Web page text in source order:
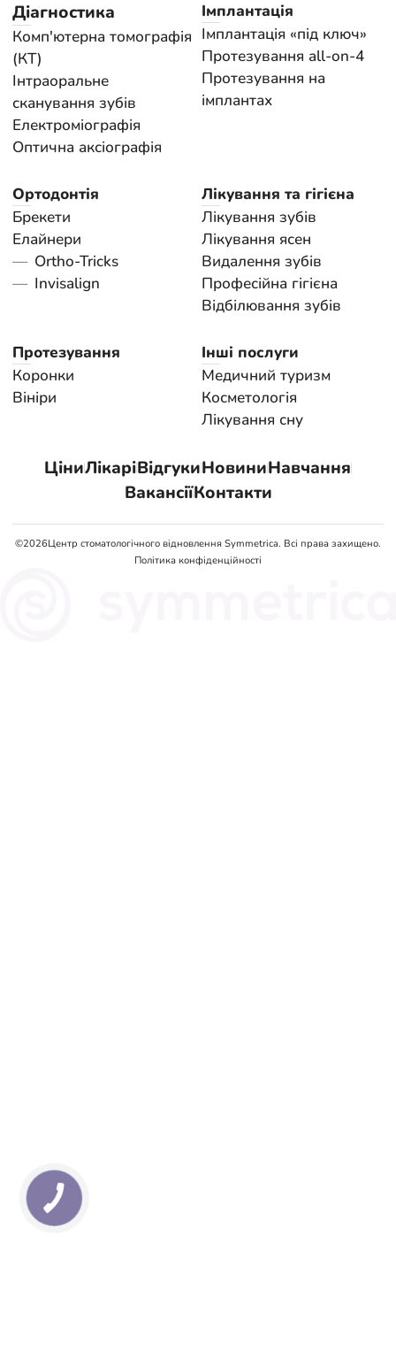
Діагностика
Комп'ютерна томографія
(КТ)
Інтраоральне
сканування зубів
Електроміографія
Оптична аксіографія
Імплантація
Імплантація «під ключ»
Протезування all-on-4
Протезування на
імплантах
Ортодонтія
Брекети
Елайнери
Ortho-Tricks
Invisalign
Лікування та гігієна
Лікування зубів
Лікування ясен
Видалення зубів
Професійна гігієна
Відбілювання зубів
Протезування
Коронки
Вініри
Інші послуги
Медичний туризм
Косметологія
Лікування сну
ЦіниЛікаріВідгукиНовиниНавчання
ВакансіїКонтакти
©2026Центр стоматологічного відновлення Symmetrica. Всі права захищено.
Політика конфіденційності